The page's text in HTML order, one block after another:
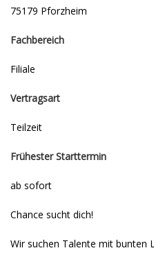
75179 Pforzheim
Fachbereich
Filiale
Vertragsart
Teilzeit
Frühester Starttermin
ab sofort
Chance sucht dich!
Wir suchen Talente mit bunten